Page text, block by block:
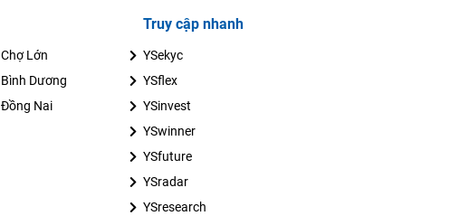
Chợ Lớn
Bình Dương
Đồng Nai
Truy cập nhanh
YSekyc
YSflex
YSinvest
YSwinner
YSfuture
YSradar
YSresearch